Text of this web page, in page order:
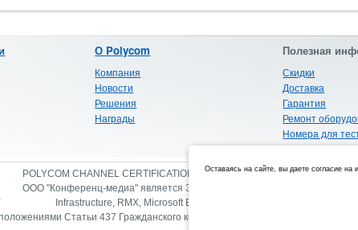
О Polycom
Компания
Новости
Решения
Награды
Полезная
Скидки
Доставка
Гарантия
Ремонт
Номера для
POLYCOM CHANNEL CERTIFICATION PROGRAM
ООО "Конференц-медиа" является Золотым партнером Polycom в
Infrastructure, RMX, Microsoft Endpoint.
Обращаем ваше внимание
Статьи 437 Гражданского кодекса Российской Федерации.
Оставаясь на сайте, вы даете согласие на